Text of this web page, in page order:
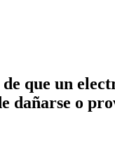
de que un
dañarse o